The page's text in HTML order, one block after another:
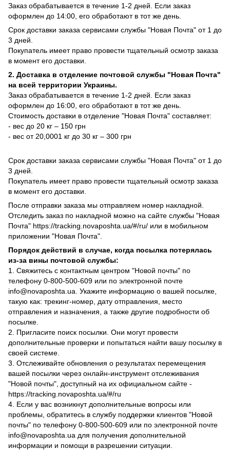
Заказ обрабатывается в течение 1-2 дней. Если заказ
оформлен до 14:00, его обработают в тот же день.
Срок доставки заказа сервисами службы "Новая Почта" от 1 до
3 дней.
Покупатель имеет право провести тщательный осмотр заказа
в момент его доставки.
2. Доставка в отделение почтовой службы "Новая Почта"
на всей территории Украины.
Заказ обрабатывается в течение 1-2 дней. Если заказ
оформлен до 16:00, его обработают в тот же день.
Стоимость доставки в отделение "Новая Почта" составляет:
- вес до 20 кг – 150 грн
- вес от 20,0001 кг до 30 кг – 300 грн
Срок доставки заказа сервисами службы "Новая Почта" от 1 до
3 дней.
Покупатель имеет право провести тщательный осмотр заказа
в момент его доставки.
После отправки заказа мы отправляем номер накладной.
Отследить заказ по накладной можно на сайте службы "Новая
Почта" https://tracking.novaposhta.ua/#/ru/ или в мобильном
приложении "Новая Почта".
Порядок действий в случае, когда посылка потерялась
из-за вины почтовой службы:
1. Свяжитесь с контактным центром "Новой почты" по
телефону 0-800-500-609 или по электронной почте
info@novaposhta.ua. Укажите информацию о вашей посылке,
такую как: трекинг-номер, дату отправления, место
отправления и назначения, а также другие подробности об
посылке.
2. Пригласите поиск посылки. Они могут провести
дополнительные проверки и попытаться найти вашу посылку в
своей системе.
3. Отслеживайте обновления о результатах перемещения
вашей посылки через онлайн-инструмент отслеживания
"Новой почты", доступный на их официальном сайте -
https://tracking.novaposhta.ua/#/ru
4. Если у вас возникнут дополнительные вопросы или
проблемы, обратитесь в службу поддержки клиентов "Новой
почты" по телефону 0-800-500-609 или по электронной почте
info@novaposhta.ua для получения дополнительной
информации и помощи в разрешении ситуации.